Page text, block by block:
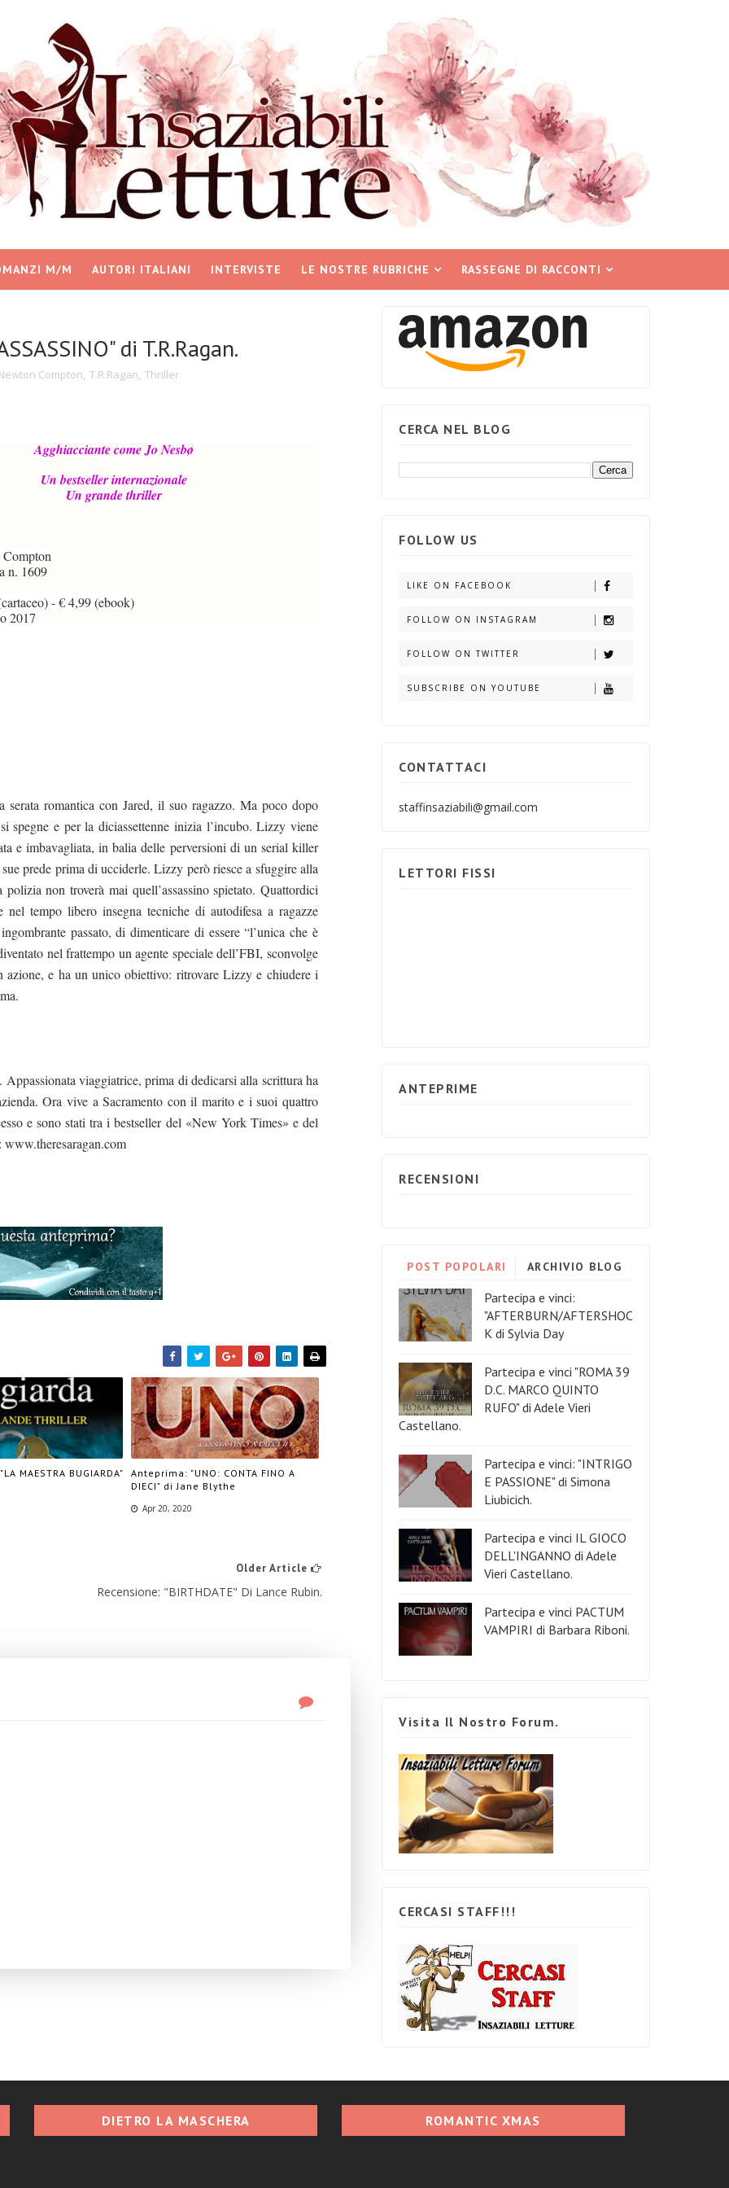
M/M AUTORI ITALIANI INTERVISTE LE NOSTRE RUBRICHE RASSEGNE DI RACCONTI
di T.R.Ragan.
Compton, T.R.Ragan, Thriller
Agghiacciante come Jo Nesbø
Un bestseller internazionale
Un grande thriller
n. 1609
- € 4,99 (ebook)
2017
romantica con Jared, il suo ragazzo. Ma poco dopo
spegne e per la diciassettenne inizia l’incubo. Lizzy viene
e imbavagliata, in balia delle perversioni di un serial killer
prede prima di ucciderle. Lizzy però riesce a sfuggire alla
non troverà mai quell’assassino spietato. Quattordici
tempo libero insegna tecniche di autodifesa a ragazze
passato, di dimenticare di essere “l’unica che è
nel frattempo un agente speciale dell’FBI, sconvolge
e ha un unico obiettivo: ritrovare Lizzy e chiudere i
viaggiatrice, prima di dedicarsi alla scrittura ha
Ora vive a Sacramento con il marito e i suoi quattro
e sono stati tra i bestseller del «New York Times» e del
MAESTRA BUGIARDA"
Anteprima: "UNO: CONTA FINO A
DIECI" di Jane Blythe
Apr 20, 2020
Older Article
Recensione: "BIRTHDATE" Di Lance Rubin.
CERCA NEL BLOG
FOLLOW US
LIKE ON FACEBOOK
FOLLOW ON INSTAGRAM
FOLLOW ON TWITTER
SUBSCRIBE ON YOUTUBE
CONTATTACI
staffinsaziabili@gmail.com
LETTORI FISSI
ANTEPRIME
RECENSIONI
POST POPOLARI ARCHIVIO BLOG
Partecipa e vinci:
"AFTERBURN/AFTERSHOC
K di Sylvia Day
Partecipa e vinci "ROMA 39
D.C. MARCO QUINTO
RUFO" di Adele Vieri
Castellano.
Partecipa e vinci: "INTRIGO
E PASSIONE" di Simona
Liubicich.
Partecipa e vinci IL GIOCO
DELL'INGANNO di Adele
Vieri Castellano.
Partecipa e vinci PACTUM
VAMPIRI di Barbara Riboni.
Visita Il Nostro Forum.
CERCASI STAFF!!!
DIETRO LA MASCHERA ROMANTIC XMAS